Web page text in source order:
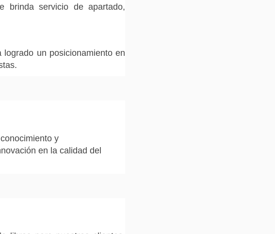
brinda servicio de apartado,
un posicionamiento en
minoristas.
y
en la calidad del